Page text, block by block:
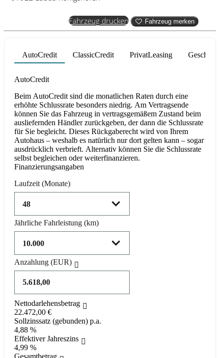
Fahrzeug drucken Fahrzeug merken
AutoCredit ClassicCredit PrivatLeasing
AutoCredit
Beim AutoCredit sind die monatlichen Raten durch eine
erhöhte Schlussrate besonders niedrig. Am Vertragsende
können Sie das Fahrzeug in vertragsgemäßem Zustand beim
ausliefernden Händler zurückgeben, der dann die Schlussrate
für Sie begleicht. Dieses Rückgaberecht wird von Ihrem
Autohaus – weshalb es natürlich nur dort gelten kann – sogar
ausdrücklich verbrieft. Alternativ können Sie die Schlussrate
selbst begleichen oder weiterfinanzieren.
Finanzierungsangaben
Laufzeit (Monate)
Jährliche Fahrleistung (km)
Anzahlung (EUR)
Nettodarlehensbetrag
22.472,00 €
Sollzinssatz (gebunden) p.a.
4,88 %
Effektiver Jahreszins
4,99 %
Gesamtbetrag